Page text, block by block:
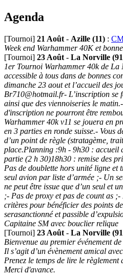
Agenda
[Tournoi] 21 Août - Azille (11) :
Week end Warhammer 40K et
[Tournoi] 23 Août - La Norville
1er Tournoi Warhammer 40k de
accessible à tous dans de bonnes
dimanche 23 aout et l’accueil des
Br710@hotmail.fr- L’inscription se
ainsi que des viennoiseries le
d'inscription ne pourront être
Warhammer 40k v11 se jouera en
en 3 parties en ronde suisse.- Vous
d’un point de règle (stratagème,
place.Planning :9h - 9h30 : accueil
partie (2 h 30)18h30 : remise des
Pas de doublette hors unité ligne
seul avion par liste d’armée ;- Un
ne peut être issue que d’un seul et
;- Pas de proxy et pas de count as
critères pour bénéficier des points
serasanctionné et passible
Capitaine SM avec bouclier relique
[Tournoi] 23 Août - La Norville
Bienvenue au premier événement
Il s’agit d’un évènement amical
Prenez le temps de lire le
Merci d'avance.